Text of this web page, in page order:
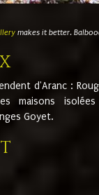
makes it better.
d'Aranc :
maisons isolées
Goyet.